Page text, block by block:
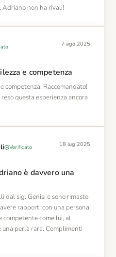
Adriano non ha rivali!
7 ago 2025
e competenza
competenza. Raccomandato!
questa esperienza ancora
Verificato 18 lug 2025
è davvero una
dal sig. Genisi e sono rimasto
rapporti con una persona
competente come lui, al
perla rara. Complimenti